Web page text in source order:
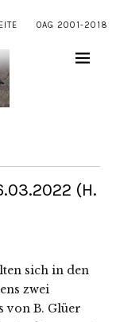
OAG 2001-2018
(H.
sich in den
zwei
von B. Glüer